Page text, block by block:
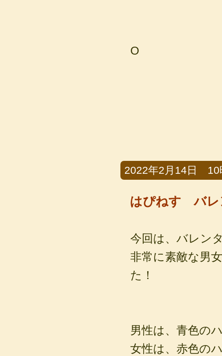
O
2022年2月14日 10
はぴねす バレ
今回は、バレン
非常に素敵な男
た！
男性は、青色の
女性は、赤色の